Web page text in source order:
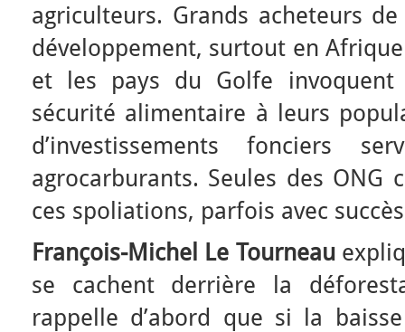
agriculteurs. Grands acheteurs
développement, surtout en
et les pays du Golfe invoquent
sécurité alimentaire à leurs
d’investissements fonciers
agrocarburants. Seules des
ces spoliations, parfois avec
François-Michel Le Tourneau
se cachent derrière la
rappelle d’abord que si la